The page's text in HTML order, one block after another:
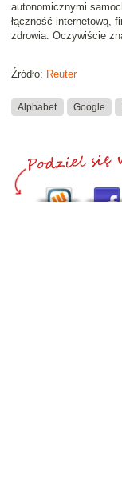
autonomicznymi
łączność internetową,
zdrowia. Oczywiście
Źródło: Reuter
Alphabet Google